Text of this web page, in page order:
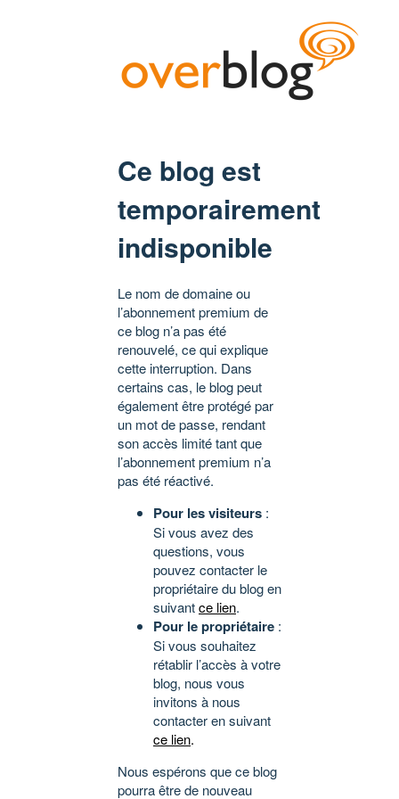
Ce blog est
temporairement
indisponible
Le nom de domaine ou
l’abonnement premium de
ce blog n’a pas été
renouvelé, ce qui explique
cette interruption. Dans
certains cas, le blog peut
également être protégé par
un mot de passe, rendant
son accès limité tant que
l’abonnement premium n’a
pas été réactivé.
Pour les visiteurs :
Si vous avez des
questions, vous
pouvez contacter le
propriétaire du blog en
suivantce lien.
Pour le propriétaire :
Si vous souhaitez
rétablir l’accès à votre
blog, nous vous
invitons à nous
contacter en suivant
ce lien.
Nous espérons que ce blog
pourra être de nouveau